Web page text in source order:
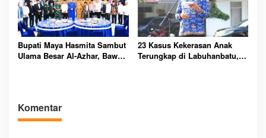
Bupati Maya Hasmita Sambut
Ulama Besar Al-Azhar, Bawa
23 Kasus Kekerasan Anak
Terungkap di Labuhanbatu,
Komentar